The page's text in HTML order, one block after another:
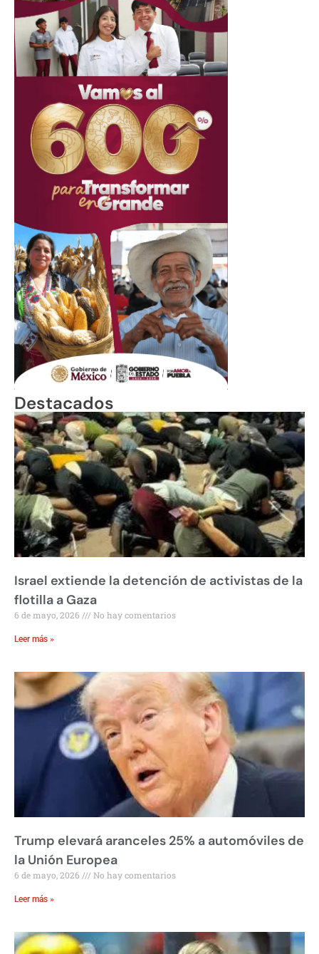
Destacados
Israel extiende la detención de activistas de la
flotilla a Gaza
6 de mayo, 2026 No hay comentarios
Leer más »
Trump elevará aranceles 25% a automóviles de
la Unión Europea
6 de mayo, 2026 No hay comentarios
Leer más »